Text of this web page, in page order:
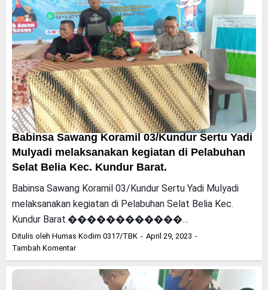
Babinsa Sawang Koramil 03/Kundur Sertu Yadi
Mulyadi melaksanakan kegiatan di Pelabuhan
Selat Belia Kec. Kundur Barat.
Babinsa Sawang Koramil 03/Kundur Sertu Yadi Mulyadi
melaksanakan kegiatan di Pelabuhan Selat Belia Kec.
Kundur Barat.������������…
Ditulis oleh Humas Kodim 0317/TBK
April 29, 2023
Tambah Komentar